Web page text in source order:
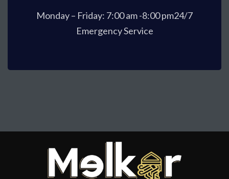
Monday – Friday: 7:00 am -8:00 pm24/7
Emergency Service